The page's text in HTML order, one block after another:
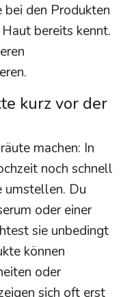
den Produkten
bereits kennt.
kurz vor der
machen: In
noch schnell
umstellen. Du
oder einer
sie unbedingt
können
oder
sich oft erst